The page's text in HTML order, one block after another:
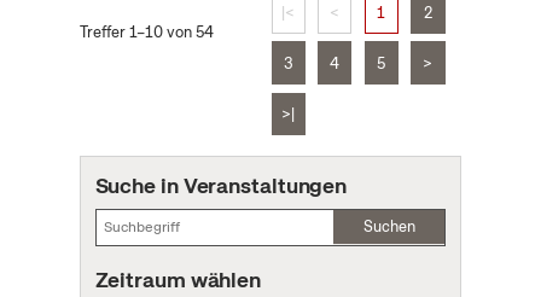
Treffer 1–10 von 54
|< < 1 2
3 4 5 >
>|
Suche in Veranstaltungen
Suchen
Zeitraum wählen